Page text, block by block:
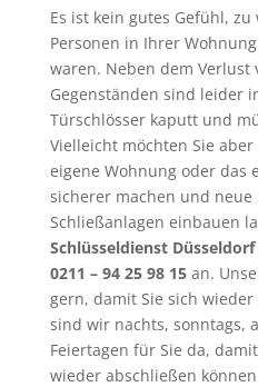
Es ist kein gutes Gefühl,
Personen in Ihrer
waren. Neben dem Verlust
Gegenständen sind leider
Türschlösser kaputt und
Vielleicht möchten Sie
eigene Wohnung oder das
sicherer machen und neue
Schließanlagen einbauen
Schlüsseldienst Düsseldorf
0211 – 94 25 98 15an.
gern, damit Sie sich
sind wir nachts, sonntags,
Feiertagen für Sie da,
wieder abschließen